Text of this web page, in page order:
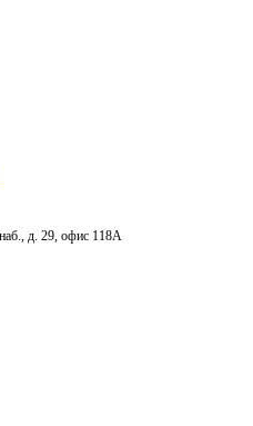
д. 29, офис 118А